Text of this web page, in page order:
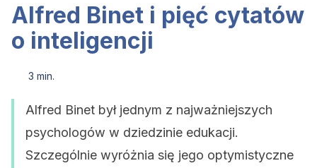
Alfred Binet i pięć cytatów
o inteligencji
3 min.
Alfred Binet był jednym z najważniejszych
psychologów w dziedzinie edukacji.
Szczególnie wyróżnia się jego optymistyczne